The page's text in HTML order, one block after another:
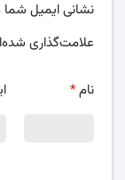
نشانی ایمیل
علامت‌گذاری
نام*